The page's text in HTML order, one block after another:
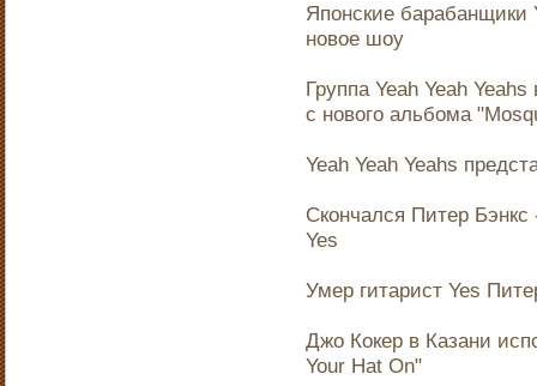
Японские барабанщики
новое шоу
Группа Yeah Yeah
с нового альбома
Yeah Yeah Yeahs
Скончался Питер Бэнкс
Yes
Умер гитарист Yes
Джо Кокер в Казани
Your Hat On"